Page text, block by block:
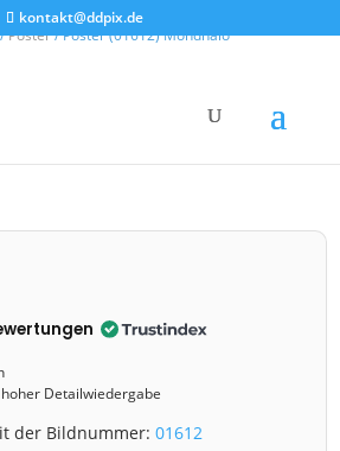
kontakt@ddpix.de
Poster/ Poster (01612) Mondhalo
Detailwiedergabe
der Bildnummer:01612